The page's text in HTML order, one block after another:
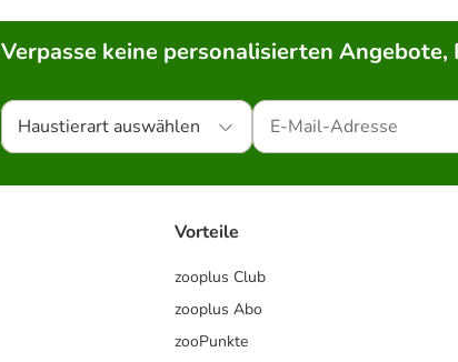
Verpasse keine personalisierten Angebote,
Haustierart auswählen
Vorteile
zooplus Club
zooplus Abo
zooPunkte